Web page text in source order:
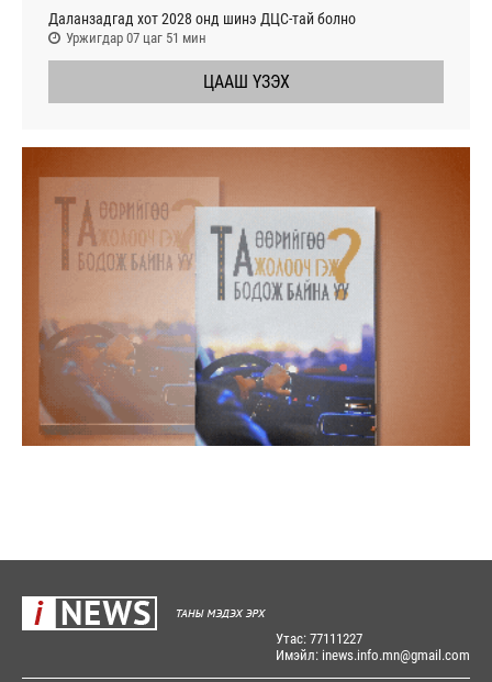
Даланзадгад хот 2028 онд шинэ ДЦС-тай болно
Уржигдар 07 цаг 51 мин
ЦААШ ҮЗЭХ
Утас: 77111227
Имэйл: inews.info.mn@gmail.com